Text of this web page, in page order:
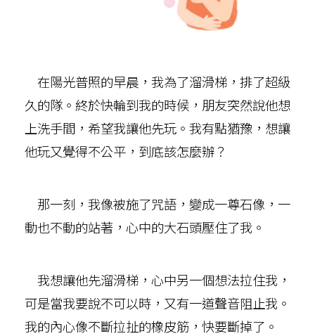
在陽光普照的早晨，我為了溜滑梯，排了超級
久的隊。終於快輪到我的時候，朋友突然說他想
上洗手間，希望我讓他先玩。我有點猶豫，想讓
他玩又覺得不公平，到底該怎麼辦？
那一刻，我像被施了咒語，變成一尊石像，一
動也不動的站著，心中的大石頭壓住了我。
我想讓他先溜滑梯，心中另一個想法拉住我，
可是當我要說不可以時，又有一道聲音阻止我。
我的內心像不斷拉扯的橡皮筋，快要斷掉了。